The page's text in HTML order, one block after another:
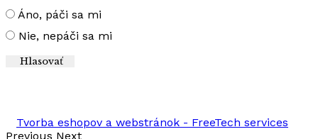
Áno, páči sa mi
Nie, nepáči sa mi
Tvorba eshopov a webstránok - FreeTech services
Previous Next